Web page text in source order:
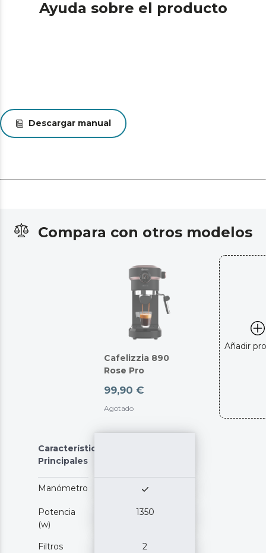
Ayuda sobre el producto
Descargar manual
Compara con otros modelos
Cafelizzia 890
Rose Pro
99,90 €
Agotado
Añadir
Características
Principales
Manómetro
Potencia
(w)
1350
Filtros
2